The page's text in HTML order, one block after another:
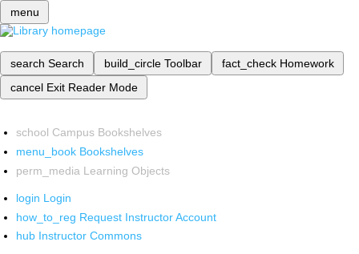
menu
search Search build_circle Toolbar fact_check Homework
cancel Exit Reader Mode
school Campus Bookshelves
menu_book Bookshelves
perm_media Learning Objects
login Login
how_to_reg Request Instructor Account
hub Instructor Commons